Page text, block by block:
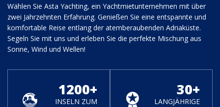
Wählen Sie Asta Yachting, ein Yachtmietunternehmen mit über
zwei Jahrzehnten Erfahrung. Genießen Sie eine entspannte und
komfortable Reise entlang der atemberaubenden Adriaküste.
Segeln Sie mit uns und erleben Sie die perfekte Mischung aus
Sonne, Wind und Wellen!
1200+
INSELN ZUM
30+
LANGJÄHRIGE